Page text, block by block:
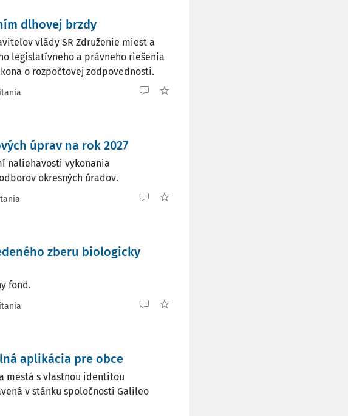
dlhovej brzdy
vlády SR Združenie miest a
legislatívneho a právneho riešenia
o rozpočtovej zodpovednosti.
úprav na rok 2027
naliehavosti vykonania
okresných úradov.
zberu biologicky
fond.
aplikácia pre obce
mestá s vlastnou identitou
v stánku spoločnosti Galileo